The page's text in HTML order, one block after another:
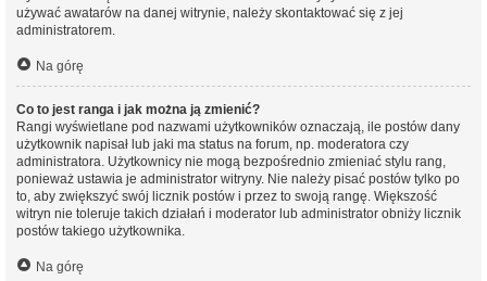
używać awatarów na danej witrynie, należy skontaktować się z jej
administratorem.
Na górę
Co to jest ranga i jak można ją zmienić?
Rangi wyświetlane pod nazwami użytkowników oznaczają, ile postów dany
użytkownik napisał lub jaki ma status na forum, np. moderatora czy
administratora. Użytkownicy nie mogą bezpośrednio zmieniać stylu rang,
ponieważ ustawia je administrator witryny. Nie należy pisać postów tylko po
to, aby zwiększyć swój licznik postów i przez to swoją rangę. Większość
witryn nie toleruje takich działań i moderator lub administrator obniży licznik
postów takiego użytkownika.
Na górę